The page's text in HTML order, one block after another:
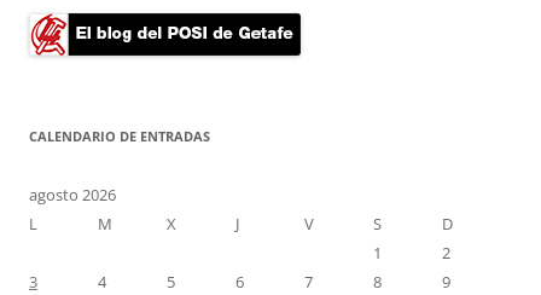
CALENDARIO DE ENTRADAS
agosto 2026
L
M X J V S
D
1
2
3
4 5 6 7 8
9